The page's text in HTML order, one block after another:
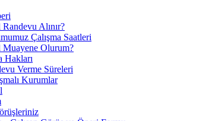
Randevu Alınır?
Çalışma Saatleri
Muayene Olurum?
Hakları
Verme Süreleri
Kurumlar